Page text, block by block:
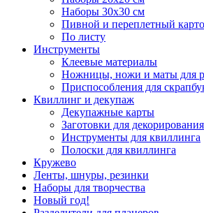
Наборы 30х30 см
Пивной и переплетный
По листу
Инструменты
Клеевые материалы
Ножницы, ножи и маты для
Приспособления для
Квиллинг и декупаж
Декупажные карты
Заготовки для декорирования
Инструменты для квиллинга
Полоски для квиллинга
Кружево
Ленты, шнуры, резинки
Наборы для творчества
Новый год!